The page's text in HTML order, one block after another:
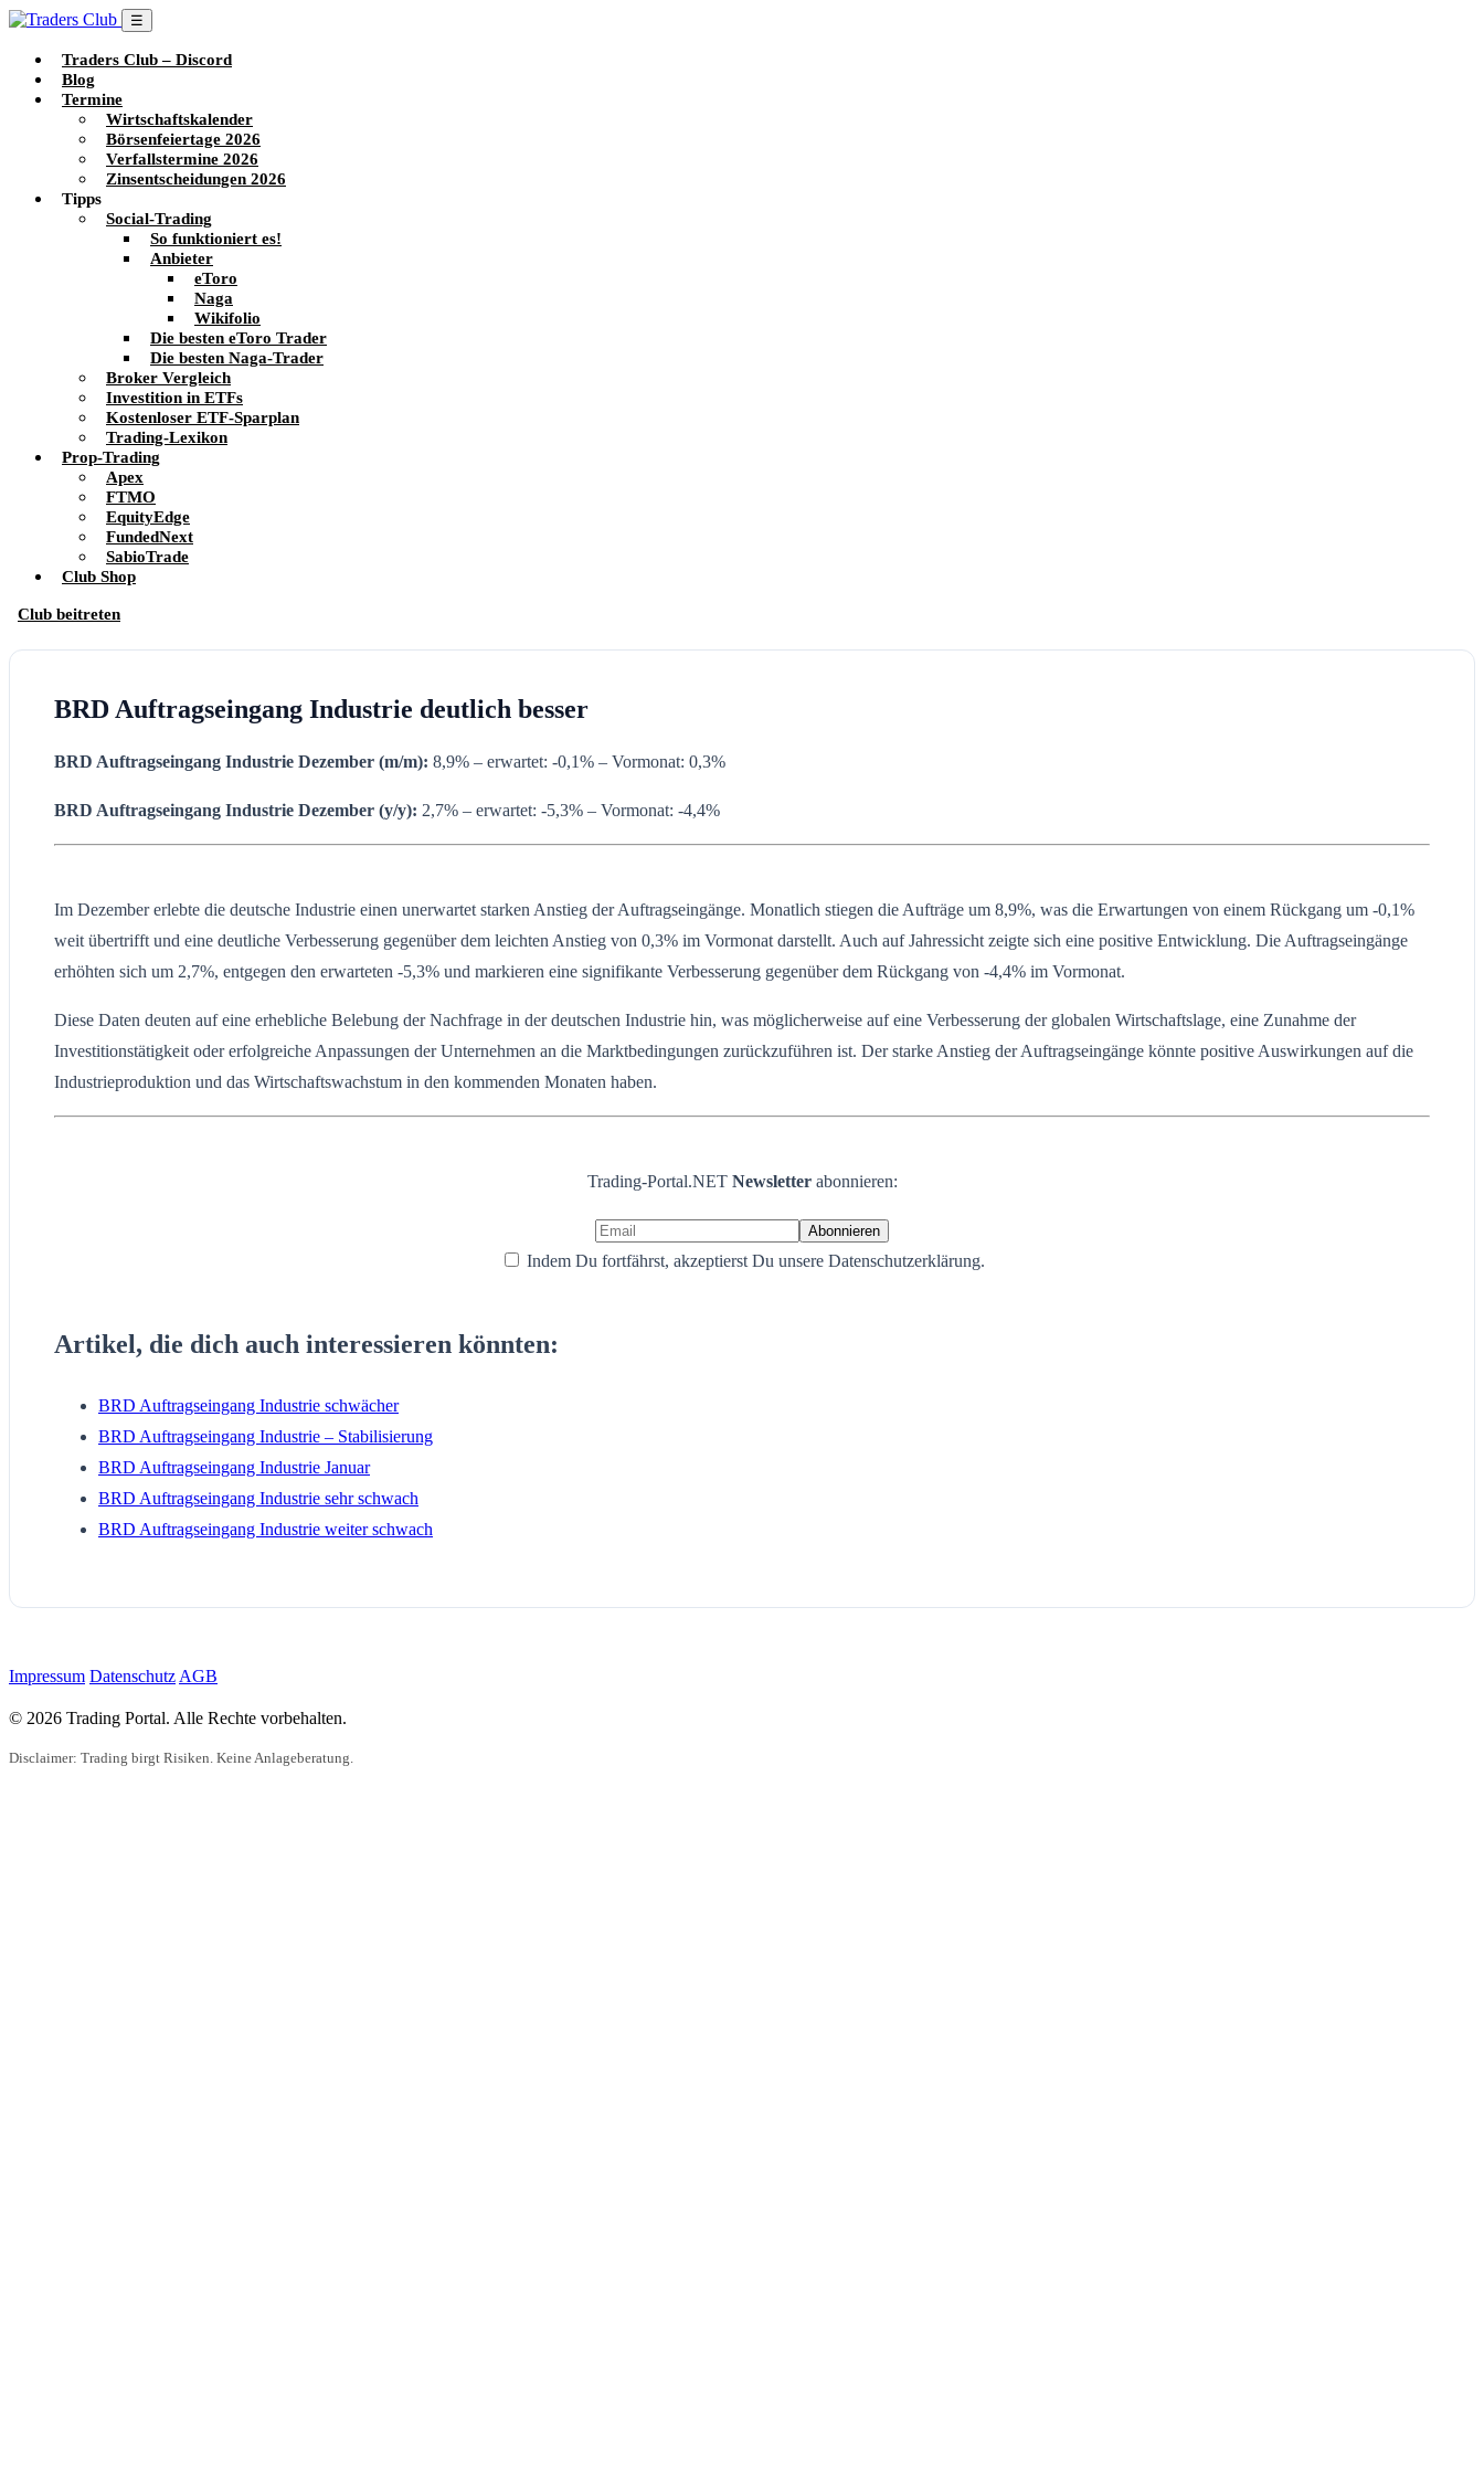
☰
Traders Club – Discord
Blog
Termine
Wirtschaftskalender
Börsenfeiertage 2026
Verfallstermine 2026
Zinsentscheidungen 2026
Tipps
Social-Trading
So funktioniert es!
Anbieter
eToro
Naga
Wikifolio
Die besten eToro Trader
Die besten Naga-Trader
Broker Vergleich
Investition in ETFs
Kostenloser ETF-Sparplan
Trading-Lexikon
Prop-Trading
Apex
FTMO
EquityEdge
FundedNext
SabioTrade
Club Shop
Club beitreten
BRD Auftragseingang Industrie deutlich besser
BRD Auftragseingang Industrie Dezember (m/m): 8,9% – erwartet: -0,1% – Vormonat: 0,3%
BRD Auftragseingang Industrie Dezember (y/y): 2,7% – erwartet: -5,3% – Vormonat: -4,4%
Im Dezember erlebte die deutsche Industrie einen unerwartet starken Anstieg der Auftragseingänge. Monatlich stiegen die Aufträge um 8,9%, was die Erwartungen von einem Rückgang um -0,1%
weit übertrifft und eine deutliche Verbesserung gegenüber dem leichten Anstieg von 0,3% im Vormonat darstellt. Auch auf Jahressicht zeigte sich eine positive Entwicklung. Die Auftragseingänge
erhöhten sich um 2,7%, entgegen den erwarteten -5,3% und markieren eine signifikante Verbesserung gegenüber dem Rückgang von -4,4% im Vormonat.
Diese Daten deuten auf eine erhebliche Belebung der Nachfrage in der deutschen Industrie hin, was möglicherweise auf eine Verbesserung der globalen Wirtschaftslage, eine Zunahme der
Investitionstätigkeit oder erfolgreiche Anpassungen der Unternehmen an die Marktbedingungen zurückzuführen ist. Der starke Anstieg der Auftragseingänge könnte positive Auswirkungen auf die
Industrieproduktion und das Wirtschaftswachstum in den kommenden Monaten haben.
Trading-Portal.NET Newsletter abonnieren:
Indem Du fortfährst, akzeptierst Du unsere Datenschutzerklärung.
Artikel, die dich auch interessieren könnten:
BRD Auftragseingang Industrie schwächer
BRD Auftragseingang Industrie – Stabilisierung
BRD Auftragseingang Industrie Januar
BRD Auftragseingang Industrie sehr schwach
BRD Auftragseingang Industrie weiter schwach
Impressum Datenschutz AGB
© 2026 Trading Portal. Alle Rechte vorbehalten.
Disclaimer: Trading birgt Risiken. Keine Anlageberatung.